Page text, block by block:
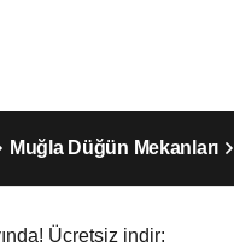
Muğla Düğün Mekanları
Ücretsiz indir: